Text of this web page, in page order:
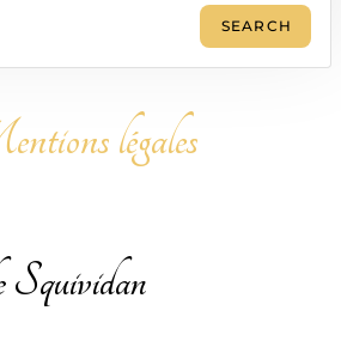
légales
Squividan